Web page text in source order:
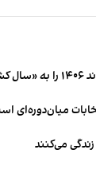
میان‌دوره‌ای
می‌کنند